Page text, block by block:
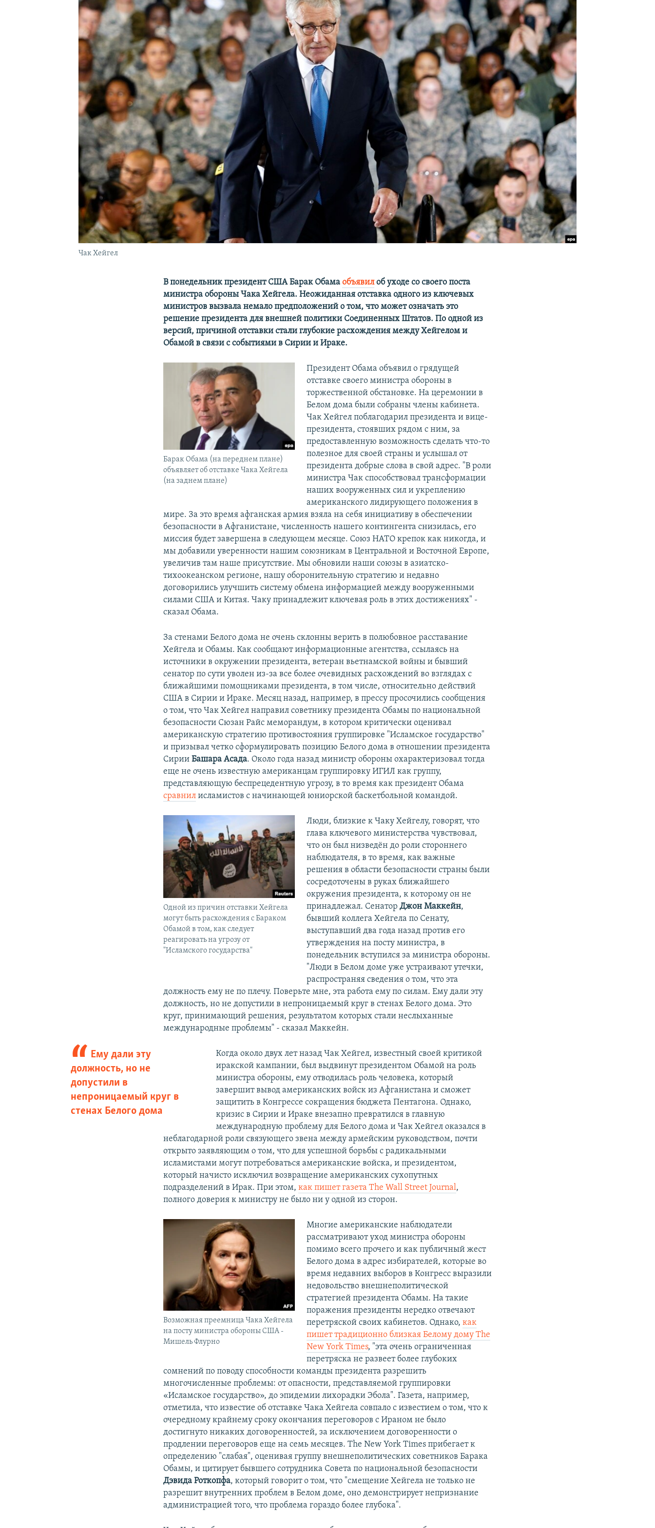
КРЫМ.НЕПОКОРЕННЫЙ
УКРАИНСКАЯ ПРОБЛЕМА КРЫМА
Чак Хейгел
В понедельник президент США Барак Обамаобъявилоб уходе со своего поста
министра обороны Чака Хейгела. Неожиданная отставка одного из ключевых
министров вызвала немало предположений о том, что может означать это
решение президента для внешней политики Соединенных Штатов. По одной из
версий, причиной отставки стали глубокие расхождения между Хейгелом и
Обамой в связи с событиями в Сирии и Ираке.
Барак Обама (на переднем плане)
объявляет об отставке Чака Хейгела
(на заднем плане)
Президент Обама объявил о грядущей
отставке своего министра обороны в
торжественной обстановке. На церемонии в
Белом дома были собраны члены кабинета.
Чак Хейгел поблагодарил президента и вице-
президента, стоявших рядом с ним, за
предоставленную возможность сделать что-то
полезное для своей страны и услышал от
президента добрые слова в свой адрес. "В роли
министра Чак способствовал трансформации
наших вооруженных сил и укреплению
американского лидирующего положения в
мире. За это время афганская армия взяла на себя инициативу в обеспечении
безопасности в Афганистане, численность нашего контингента снизилась, его
миссия будет завершена в следующем месяце. Союз НАТО крепок как никогда, и
мы добавили уверенности нашим союзникам в Центральной и Восточной Европе,
увеличив там наше присутствие. Мы обновили наши союзы в азиатско-
тихоокеанском регионе, нашу оборонительную стратегию и недавно
договорились улучшить систему обмена информацией между вооруженными
силами США и Китая. Чаку принадлежит ключевая роль в этих достижениях" -
сказал Обама.
За стенами Белого дома не очень склонны верить в полюбовное расставание
Хейгела и Обамы. Как сообщают информационные агентства, ссылаясь на
источники в окружении президента, ветеран вьетнамской войны и бывший
сенатор по сути уволен из-за все более очевидных расхождений во взглядах с
ближайшими помощниками президента, в том числе, относительно действий
США в Сирии и Ираке. Месяц назад, например, в прессу просочились сообщения
о том, что Чак Хейгел направил советнику президента Обамы по национальной
безопасности Сюзан Райс меморандум, в котором критически оценивал
американскую стратегию противостояния группировке "Исламское государство"
и призывал четко сформулировать позицию Белого дома в отношении президента
СирииБашара Асада. Около года назад министр обороны охарактеризовал тогда
еще не очень известную американцам группировку ИГИЛ как группу,
представляющую беспрецедентную угрозу, в то время как президент Обама
сравнил исламистов с начинающей юниорской баскетбольной командой.
Одной из причин отставки Хейгела
могут быть расхождения с Бараком
Обамой в том, как следует
реагировать на угрозу от
"Исламского государства"
Люди, близкие к Чаку Хейгелу, говорят, что
глава ключевого министерства чувствовал,
что он был низведён до роли стороннего
наблюдателя, в то время, как важные
решения в области безопасности страны были
сосредоточены в руках ближайшего
окружения президента, к которому он не
принадлежал. Сенатор Джон Маккейн,
бывший коллега Хейгела по Сенату,
выступавший два года назад против его
утверждения на посту министра, в
понедельник вступился за министра обороны.
"Люди в Белом доме уже устраивают утечки,
распространяя сведения о том, что эта
должность ему не по плечу. Поверьте мне, эта работа ему по силам. Ему дали эту
должность, но не допустили в непроницаемый круг в стенах Белого дома. Это
круг, принимающий решения, результатом которых стали неслыханные
международные проблемы" - сказал Маккейн.
Ему дали эту
должность, но не
допустили в
непроницаемый круг в
стенах Белого дома
Когда около двух лет назад Чак Хейгел, известный своей критикой
иракской кампании, был выдвинут президентом Обамой на роль
министра обороны, ему отводилась роль человека, который
завершит вывод американских войск из Афганистана и сможет
защитить в Конгрессе сокращения бюджета Пентагона. Однако,
кризис в Сирии и Ираке внезапно превратился в главную
международную проблему для Белого дома и Чак Хейгел оказался в
неблагодарной роли связующего звена между армейским руководством, почти
открыто заявляющим о том, что для успешной борьбы с радикальными
исламистами могут потребоваться американские войска, и президентом,
который начисто исключил возвращение американских сухопутных
подразделений в Ирак. При этом,как пишет газета The Wall Street Journal,
полного доверия к министру не было ни у одной из сторон.
Возможная преемница Чака Хейгела
на посту министра обороны США -
Мишель Флурно
Многие американские наблюдатели
рассматривают уход министра обороны
помимо всего прочего и как публичный жест
Белого дома в адрес избирателей, которые во
время недавних выборов в Конгресс выразили
недовольство внешнеполитической
стратегией президента Обамы. На такие
поражения президенты нередко отвечают
перетряской своих кабинетов. Однако, как
пишет традиционно близкая Белому дому The
New York Times, "эта очень ограниченная
перетряска не развеет более глубоких
сомнений по поводу способности команды президента разрешить
многочисленные проблемы: от опасности, представляемой группировки
«Исламское государство», до эпидемии лихорадки Эбола". Газета, например,
отметила, что известие об отставке Чака Хейгела совпало с известием о том, что к
очередному крайнему сроку окончания переговоров с Ираном не было
достигнуто никаких договоренностей, за исключением договоренности о
продлении переговоров еще на семь месяцев. The New York Times прибегает к
определению "слабая", оценивая группу внешнеполитических советников Барака
Обамы, и цитирует бывшего сотрудника Совета по национальной безопасности
Дэвида Роткопфа, который говорит о том, что "смещение Хейгела не только не
разрешит внутренних проблем в Белом доме, оно демонстрирует непризнание
администрацией того, что проблема гораздо более глубока".